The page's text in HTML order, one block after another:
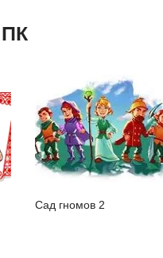
Сад гномов 2